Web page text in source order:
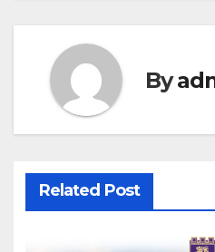
By
Related Post